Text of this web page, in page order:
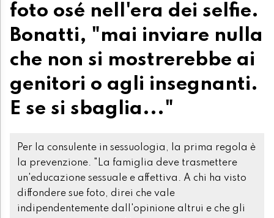
foto osé nell'era dei selfie.
Bonatti, "mai inviare nulla
che non si mostrerebbe ai
genitori o agli insegnanti.
E se si sbaglia..."
Per la consulente in sessuologia, la prima regola è
la prevenzione. "La famiglia deve trasmettere
un'educazione sessuale e affettiva. A chi ha visto
diffondere sue foto, direi che vale
indipendentemente dall'opinione altrui e che gli